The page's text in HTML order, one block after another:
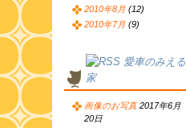
2010年8月 (12)
2010年7月 (9)
愛車のみえる
家
画像のお写真 2017年6月
20日